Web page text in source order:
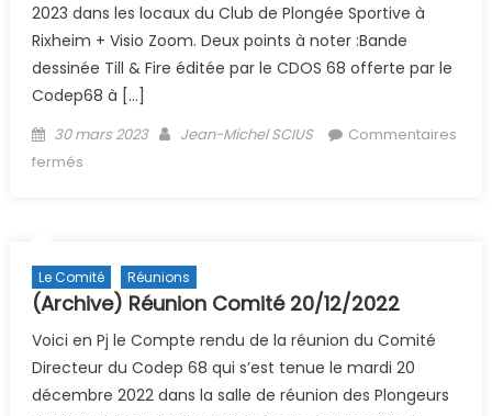
2023 dans les locaux du Club de Plongée Sportive à
Rixheim + Visio Zoom. Deux points à noter :Bande
dessinée Till & Fire éditée par le CDOS 68 offerte par le
Codep68 à […]
Posted on
30 mars 2023 Author
Jean-Michel SCIUS
Commentaires
fermés
Le Comité Réunions
(Archive) Réunion Comité 20/12/2022
Voici en Pj le Compte rendu de la réunion du Comité
Directeur du Codep 68 qui s’est tenue le mardi 20
décembre 2022 dans la salle de réunion des Plongeurs